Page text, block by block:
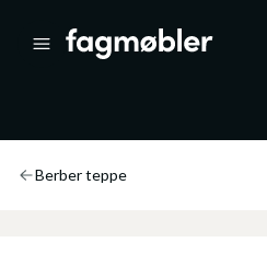
Berber teppe